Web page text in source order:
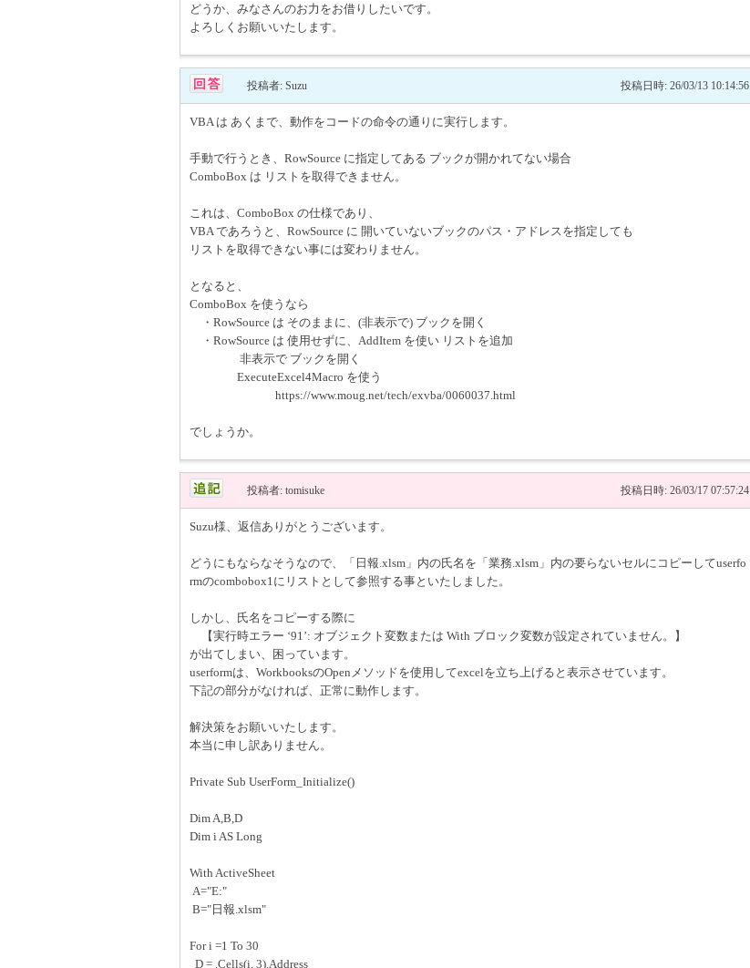
どうか、みなさんのお力をお借りしたいです。
よろしくお願いいたします。
投稿日時: 26/03/13 10:14:56
投稿者: Suzu
VBA は あくまで、動作をコードの命令の通りに実行します。
手動で行うとき、RowSource に指定してある ブックが開かれてない場合
ComboBox は リストを取得できません。
これは、ComboBox の仕様であり、
VBA であろうと、RowSource に 開いていないブックのパス・アドレスを指定しても
リストを取得できない事には変わりません。
となると、
ComboBox を使うなら
・RowSource は そのままに、(非表示で) ブックを開く
・RowSource は 使用せずに、AddItem を使い リストを追加
非表示で ブックを開く
ExecuteExcel4Macro を使う
https://www.moug.net/tech/exvba/0060037.html
でしょうか。
投稿日時: 26/03/17 07:57:24
投稿者: tomisuke
Suzu様、返信ありがとうございます。
どうにもならなそうなので、「日報.xlsm」内の氏名を「業務.xlsm」内の要らないセルにコピーしてuserfo
rmのcombobox1にリストとして参照する事といたしました。
しかし、氏名をコピーする際に
【実行時エラー ‘91’: オブジェクト変数または With ブロック変数が設定されていません。】
が出てしまい、困っています。
userformは、WorkbooksのOpenメソッドを使用してexcelを立ち上げると表示させています。
下記の部分がなければ、正常に動作します。
解決策をお願いいたします。
本当に申し訳ありません。
Private Sub UserForm_Initialize()
Dim A,B,D
Dim i AS Long
With ActiveSheet
A="E:"
B="日報.xlsm"
For i =1 To 30
D = .Cells(i, 3).Address